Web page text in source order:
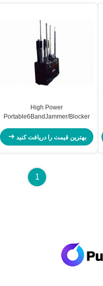
High Power
Portable6BandJammer/Blocker
بهترین قیمت را دریافت کنید
1